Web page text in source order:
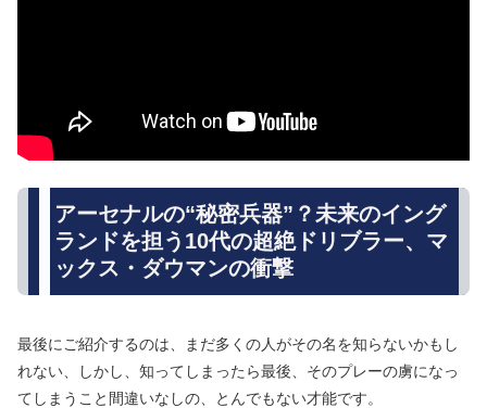
アーセナルの“秘密兵器”？未来のイング
ランドを担う10代の超絶ドリブラー、マ
ックス・ダウマンの衝撃
最後にご紹介するのは、まだ多くの人がその名を知らないかもし
れない、しかし、知ってしまったら最後、そのプレーの虜になっ
てしまうこと間違いなしの、とんでもない才能です。